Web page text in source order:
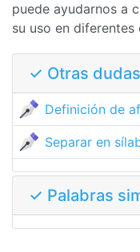
puede ayudarnos a
su uso en diferentes
✓ Otras dudas
Definición de
Separar en
✓ Palabras